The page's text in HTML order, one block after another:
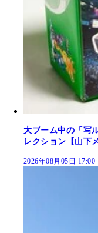
大ブーム中の「写
レクション【山下
2026年08月05日 17:00